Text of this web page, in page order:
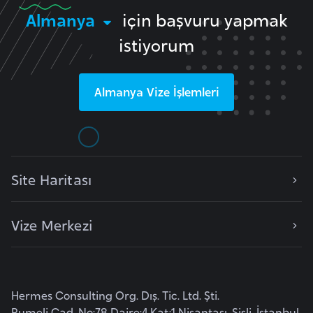
Almanya
için başvuru yapmak
istiyorum
Almanya Vize İşlemleri
Site Haritası
Vize Merkezi
Hermes Consulting Org. Dış. Tic. Ltd. Şti.
e
n
i
s
o